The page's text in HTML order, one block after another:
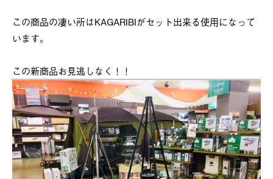
この商品の凄い所はKAGARIBIがセット出来る使用になって
います。
この新商品お見逃しなく！！